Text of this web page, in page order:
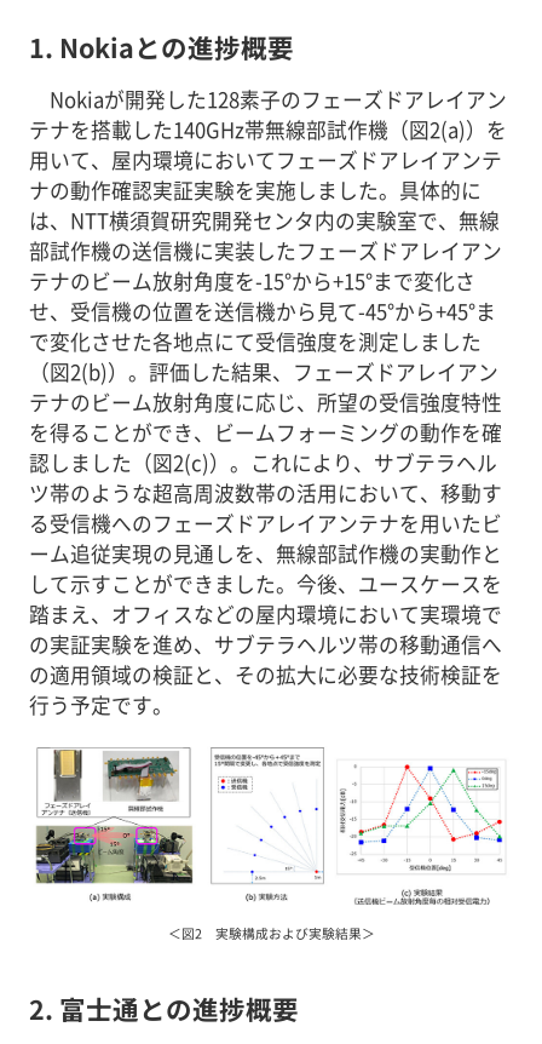
1. Nokiaとの進捗概要
Nokiaが開発した128素子のフェーズドアレイアン
テナを搭載した140GHz帯無線部試作機（図2(a)）を
用いて、屋内環境においてフェーズドアレイアンテ
ナの動作確認実証実験を実施しました。具体的に
は、NTT横須賀研究開発センタ内の実験室で、無線
部試作機の送信機に実装したフェーズドアレイアン
テナのビーム放射角度を-15°から+15°まで変化さ
せ、受信機の位置を送信機から見て-45°から+45°ま
で変化させた各地点にて受信強度を測定しました
（図2(b)）。評価した結果、フェーズドアレイアン
テナのビーム放射角度に応じ、所望の受信強度特性
を得ることができ、ビームフォーミングの動作を確
認しました（図2(c)）。これにより、サブテラヘル
ツ帯のような超高周波数帯の活用において、移動す
る受信機へのフェーズドアレイアンテナを用いたビ
ーム追従実現の見通しを、無線部試作機の実動作と
して示すことができました。今後、ユースケースを
踏まえ、オフィスなどの屋内環境において実環境で
の実証実験を進め、サブテラヘルツ帯の移動通信へ
の適用領域の検証と、その拡大に必要な技術検証を
行う予定です。
＜図2 実験構成および実験結果＞
2. 富士通との進捗概要